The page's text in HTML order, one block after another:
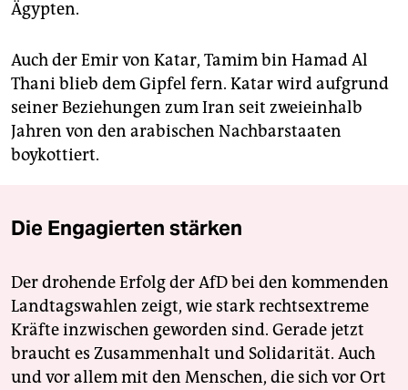
Ägypten.
Auch der Emir von Katar, Tamim bin Hamad Al
Thani blieb dem Gipfel fern. Katar wird aufgrund
seiner Beziehungen zum Iran seit zweieinhalb
Jahren von den arabischen Nachbarstaaten
boykottiert.
Die Engagierten stärken
Der drohende Erfolg der AfD bei den kommenden
Landtagswahlen zeigt, wie stark rechtsextreme
Kräfte inzwischen geworden sind. Gerade jetzt
braucht es Zusammenhalt und Solidarität. Auch
und vor allem mit den Menschen, die sich vor Ort